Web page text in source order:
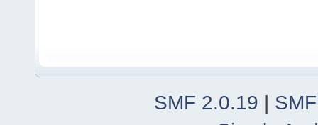
SMF 2.0.19